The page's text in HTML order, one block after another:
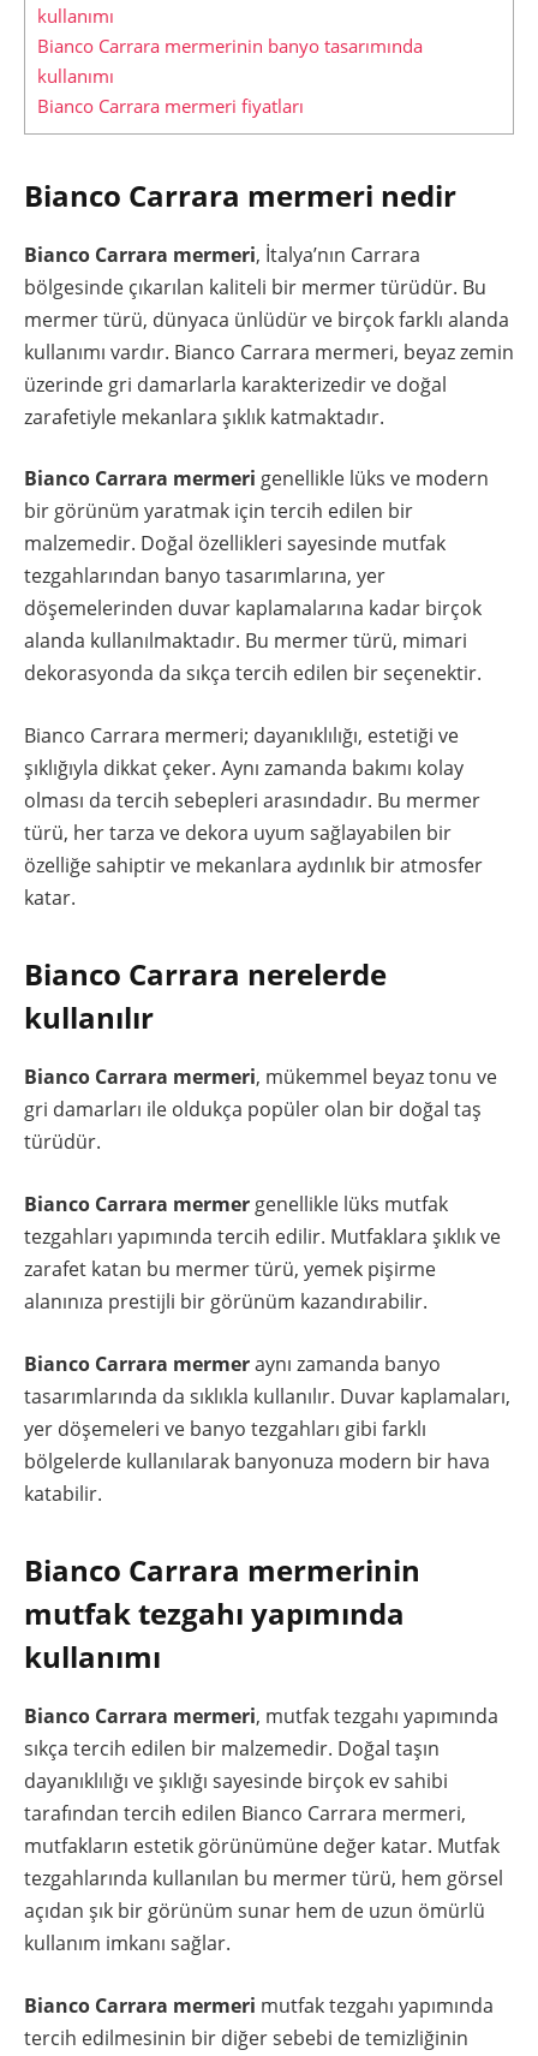
kullanımı
Bianco Carrara mermerinin banyo tasarımında
kullanımı
Bianco Carrara mermeri fiyatları
Bianco Carrara mermeri nedir
Bianco Carrara mermeri, İtalya’nın Carrara
bölgesinde çıkarılan kaliteli bir mermer türüdür. Bu
mermer türü, dünyaca ünlüdür ve birçok farklı alanda
kullanımı vardır. Bianco Carrara mermeri, beyaz zemin
üzerinde gri damarlarla karakterizedir ve doğal
zarafetiyle mekanlara şıklık katmaktadır.
Bianco Carrara mermeri genellikle lüks ve modern
bir görünüm yaratmak için tercih edilen bir
malzemedir. Doğal özellikleri sayesinde mutfak
tezgahlarından banyo tasarımlarına, yer
döşemelerinden duvar kaplamalarına kadar birçok
alanda kullanılmaktadır. Bu mermer türü, mimari
dekorasyonda da sıkça tercih edilen bir seçenektir.
Bianco Carrara mermeri; dayanıklılığı, estetiği ve
şıklığıyla dikkat çeker. Aynı zamanda bakımı kolay
olması da tercih sebepleri arasındadır. Bu mermer
türü, her tarza ve dekora uyum sağlayabilen bir
özelliğe sahiptir ve mekanlara aydınlık bir atmosfer
katar.
Bianco Carrara nerelerde
kullanılır
Bianco Carrara mermeri, mükemmel beyaz tonu ve
gri damarları ile oldukça popüler olan bir doğal taş
türüdür.
Bianco Carrara mermer genellikle lüks mutfak
tezgahları yapımında tercih edilir. Mutfaklara şıklık ve
zarafet katan bu mermer türü, yemek pişirme
alanınıza prestijli bir görünüm kazandırabilir.
Bianco Carrara mermeraynı zamanda banyo
tasarımlarında da sıklıkla kullanılır. Duvar kaplamaları,
yer döşemeleri ve banyo tezgahları gibi farklı
bölgelerde kullanılarak banyonuza modern bir hava
katabilir.
Bianco Carrara mermerinin
mutfak tezgahı yapımında
kullanımı
Bianco Carrara mermeri, mutfak tezgahı yapımında
sıkça tercih edilen bir malzemedir. Doğal taşın
dayanıklılığı ve şıklığı sayesinde birçok ev sahibi
tarafından tercih edilen Bianco Carrara mermeri,
mutfakların estetik görünümüne değer katar. Mutfak
tezgahlarında kullanılan bu mermer türü, hem görsel
açıdan şık bir görünüm sunar hem de uzun ömürlü
kullanım imkanı sağlar.
Bianco Carrara mermeri mutfak tezgahı yapımında
tercih edilmesinin bir diğer sebebi de temizliğinin